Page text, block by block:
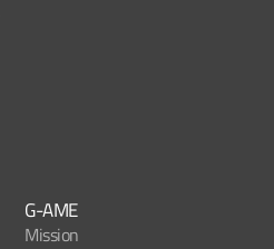
G-AME
Mission